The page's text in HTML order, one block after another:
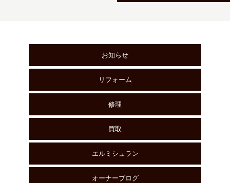
お知らせ
リフォーム
修理
買取
エルミシュラン
オーナーブログ